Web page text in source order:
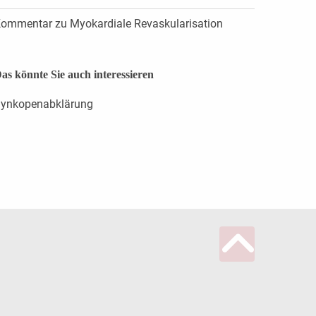
zu Myokardiale Revaskularisation
könnte Sie auch interessieren